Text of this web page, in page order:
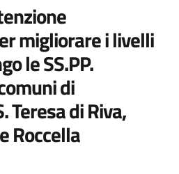
migliorare i livelli
le SS.PP.
di
Teresa di Riva,
Roccella